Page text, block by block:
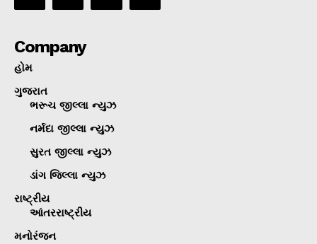
Company
હોમ
ગુજરાત
ભરૂચ જીલ્લા ન્યુઝ
નર્મદા જીલ્લા ન્યુઝ
સુરત જીલ્લા ન્યુઝ
ડાંગ જિલ્લા ન્યુઝ
રાષ્ટ્રીય
આંતરરાષ્ટ્રીય
મનોરંજન